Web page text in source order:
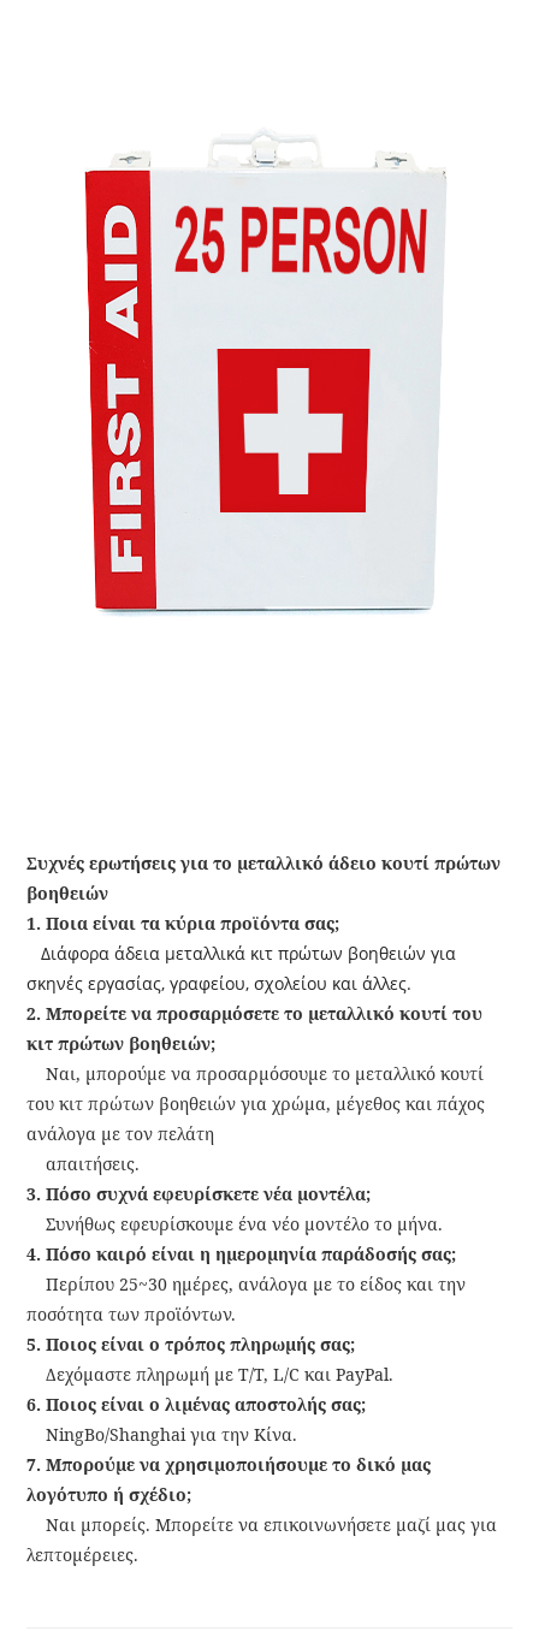
Συχνές ερωτήσεις για το μεταλλικό άδειο κουτί πρώτων
βοηθειών
1. Ποια είναι τα κύρια προϊόντα σας;
Διάφορα άδεια μεταλλικά κιτ πρώτων βοηθειών για
σκηνές εργασίας, γραφείου, σχολείου και άλλες.
2. Μπορείτε να προσαρμόσετε το μεταλλικό κουτί του
κιτ πρώτων βοηθειών;
Ναι, μπορούμε να προσαρμόσουμε το μεταλλικό κουτί
του κιτ πρώτων βοηθειών για χρώμα, μέγεθος και πάχος
ανάλογα με τον πελάτη
απαιτήσεις.
3. Πόσο συχνά εφευρίσκετε νέα μοντέλα;
Συνήθως εφευρίσκουμε ένα νέο μοντέλο το μήνα.
4. Πόσο καιρό είναι η ημερομηνία παράδοσής σας;
Περίπου 25~30 ημέρες, ανάλογα με το είδος και την
ποσότητα των προϊόντων.
5. Ποιος είναι ο τρόπος πληρωμής σας;
Δεχόμαστε πληρωμή με T/T, L/C και PayPal.
6. Ποιος είναι ο λιμένας αποστολής σας;
NingBo/Shanghai για την Κίνα.
7. Μπορούμε να χρησιμοποιήσουμε το δικό μας
λογότυπο ή σχέδιο;
Ναι μπορείς. Μπορείτε να επικοινωνήσετε μαζί μας για
λεπτομέρειες.